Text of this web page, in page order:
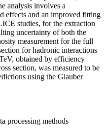
analysis involves a
effects and an improved fitting
studies, for the extraction
uncertainty of both the
measurement for the full
for hadronic interactions
obtained by efficiency
section, was measured to be
using the Glauber
processing methods